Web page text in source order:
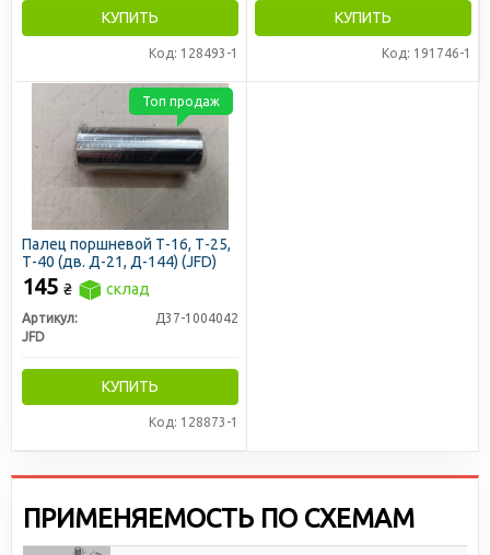
КУПИТЬ
Код: 128493-1
КУПИТЬ
Код: 191746-1
Палец поршневой Т-16, Т-25,
Т-40 (дв. Д-21, Д-144) (JFD)
145 ₴ склад
Артикул:
Д37-1004042
JFD
КУПИТЬ
Код: 128873-1
Топ продаж
ПРИМЕНЯЕМОСТЬ ПО СХЕМАМ